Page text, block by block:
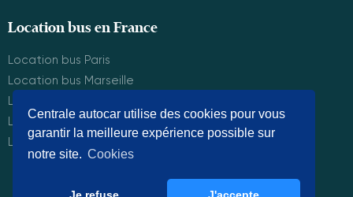
Centrale autocar utilise des cookies pour vous
garantir la meilleure expérience possible sur
notre site. Cookies
Location bus en France
Location bus Paris
Location bus Marseille
Location bus Lyon
Location bus Montpelier
Location bus Bordeaux